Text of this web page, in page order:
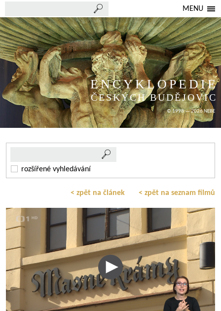
MENU
ENCYKLOPEDIE
ČESKÝCH BUDĚJOVIC
© 1998 — 2026 NEBE
rozšířené vyhledávání
< zpět na článek < zpět na seznam filmů